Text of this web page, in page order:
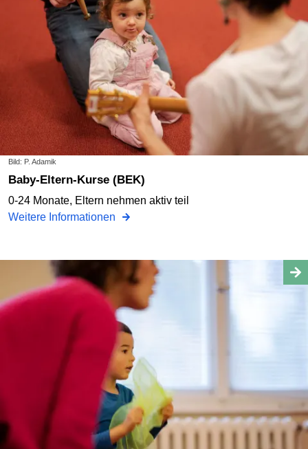
Bild: P. Adamik
Baby-Eltern-Kurse (BEK)
0-24 Monate, Eltern nehmen aktiv teil
Weitere Informationen